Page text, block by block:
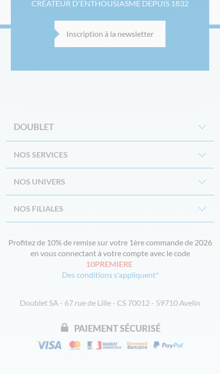
CRÉATEUR D'ENTHOUSIASME DEPUIS 1832
Inscription à la newsletter
DOUBLET
NOS SERVICES
NOS UNIVERS
NOS FILIALES
Profitez de 10% de remise sur votre 1ère commande de 2026
en vous connectant à votre compte avec le code
10PREMIERE
Des conditions s'appliquent*
Doublet SA - 67 rue de Lille - CS 70012 - 59710 Avelin
PAIEMENT SÉCURISÉ